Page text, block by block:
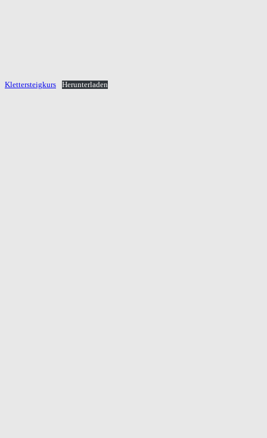
Klettersteigkurs Herunterladen